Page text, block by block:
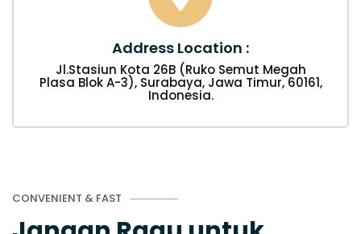
Address Location :
Jl.Stasiun Kota 26B (Ruko Semut Megah
Plasa Blok A-3), Surabaya, Jawa Timur, 60161,
Indonesia.
CONVENIENT & FAST